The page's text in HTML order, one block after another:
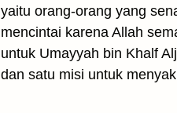
yaitu orang-orang yang
mencintai karena Allah
untuk Umayyah bin Khalf
dan satu misi untuk